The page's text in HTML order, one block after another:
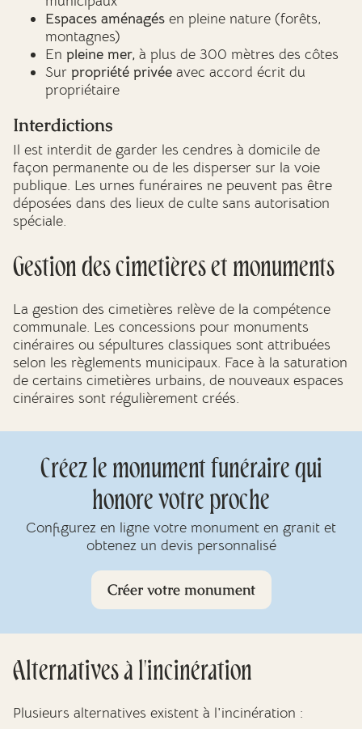
Espaces aménagés en pleine nature (forêts,
montagnes)
En pleine mer, à plus de 300 mètres des côtes
Sur propriété privée avec accord écrit du
propriétaire
Interdictions
Il est interdit de garder les cendres à domicile de
façon permanente ou de les disperser sur la voie
publique. Les urnes funéraires ne peuvent pas être
déposées dans des lieux de culte sans autorisation
spéciale.
Gestion des cimetières et monuments
La gestion des cimetières relève de la compétence
communale. Les concessions pour monuments
cinéraires ou sépultures classiques sont attribuées
selon les règlements municipaux. Face à la saturation
de certains cimetières urbains, de nouveaux espaces
cinéraires sont régulièrement créés.
Créez le monument funéraire qui
honore votre proche
Configurez en ligne votre monument en granit et
obtenez un devis personnalisé
Créer votre monument
Alternatives à l'incinération
Plusieurs alternatives existent à l'incinération :